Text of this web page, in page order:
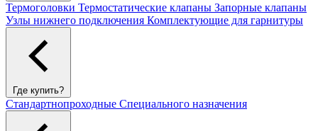
Термоголовки Термостатические клапаны Запорные клапаны
Узлы нижнего подключения Комплектующие для гарнитуры
Где купить?
Стандартнопроходные Специального назначения